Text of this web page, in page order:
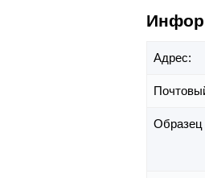
Адрес:
Образец